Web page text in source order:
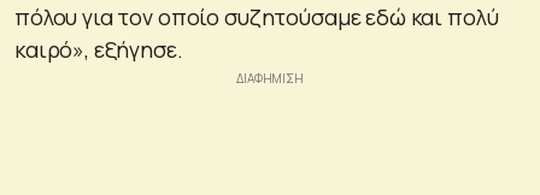
πόλου για τον οποίο συζητούσαμε εδώ και πολύ
καιρό», εξήγησε.